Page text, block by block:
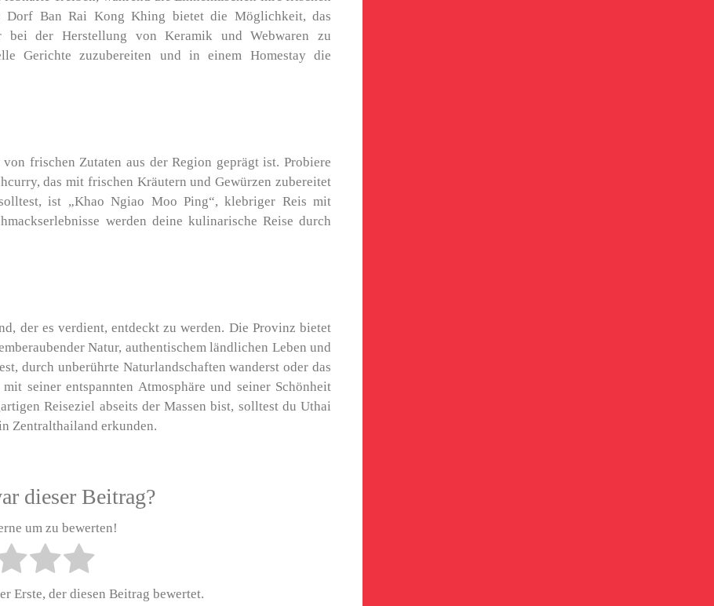
Dorf Ban Rai Kong Khing bietet die Möglichkeit, das
bei der Herstellung von Keramik und Webwaren zu
Gerichte zuzubereiten und in einem Homestay die
frischen Zutaten aus der Region geprägt ist. Probiere
das mit frischen Kräutern und Gewürzen zubereitet
ist „Khao Ngiao Moo Ping“, klebriger Reis mit
werden deine kulinarische Reise durch
der es verdient, entdeckt zu werden. Die Provinz bietet
Natur, authentischem ländlichen Leben und
durch unberührte Naturlandschaften wanderst oder das
seiner entspannten Atmosphäre und seiner Schönheit
Reiseziel abseits der Massen bist, solltest du Uthai
Zentralthailand erkunden.
dieser Beitrag?
um zu bewerten!
Erste, der diesen Beitrag bewertet.